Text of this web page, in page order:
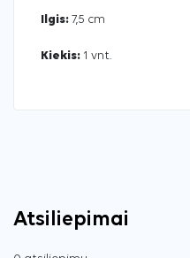
Ilgis: 7,5 cm
Kiekis: 1 vnt.
Atsiliepimai